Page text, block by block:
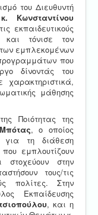
του Διευθυντή
κ. Κωνσταντίνου
εκπαιδευτικούς
τόνισε τον
εμπλεκομένων
που
δίνοντάς του
μάθησης
Ποιότητας της
, ο οποίος
για τη διάθεση
εμπλουτίζουν
στοχεύουν στην
τους/τις
πολίτες. Στην
Εκπαίδευσης
, και η